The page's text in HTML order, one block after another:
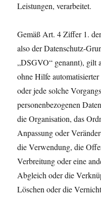
Leistungen, verarbeitet.
Gemäß Art. 4 Ziffer 1.
also der Datenschutz-
„DSGVO“ genannt), gilt
ohne Hilfe
oder jede solche
personenbezogenen
die Organisation, das
Anpassung oder
die Verwendung, die
Verbreitung oder eine
Abgleich oder die
Löschen oder die